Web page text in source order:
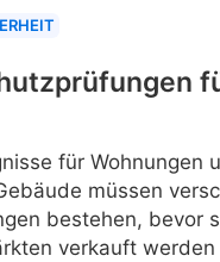
für Wohnungen
müssen
bestehen, bevor
verkauft